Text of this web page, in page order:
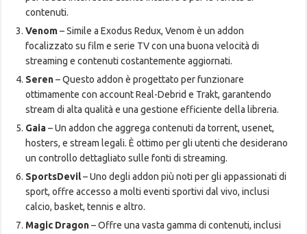
contenuti.
Venom– Simile a Exodus Redux, Venom è un addon
focalizzato su film e serie TV con una buona velocità di
streaming e contenuti costantemente aggiornati.
Seren– Questo addon è progettato per funzionare
ottimamente con account Real-Debrid e Trakt, garantendo
stream di alta qualità e una gestione efficiente della libreria.
Gaia– Un addon che aggrega contenuti da torrent, usenet,
hosters, e stream legali. È ottimo per gli utenti che desiderano
un controllo dettagliato sulle fonti di streaming.
SportsDevil– Uno degli addon più noti per gli appassionati di
sport, offre accesso a molti eventi sportivi dal vivo, inclusi
calcio, basket, tennis e altro.
Magic Dragon– Offre una vasta gamma di contenuti, inclusi